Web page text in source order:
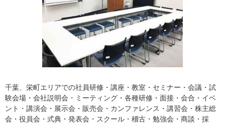
千葉、栄町エリアでの社員研修・講座・教室・セミナー・会議・試
験会場・会社説明会・ミーティング・各種研修・面接・会合・イベ
ント・講演会・展示会・販売会・カンファレンス・講習会・株主総
会・役員会・式典・発表会・スクール・稽古・勉強会・商談・採